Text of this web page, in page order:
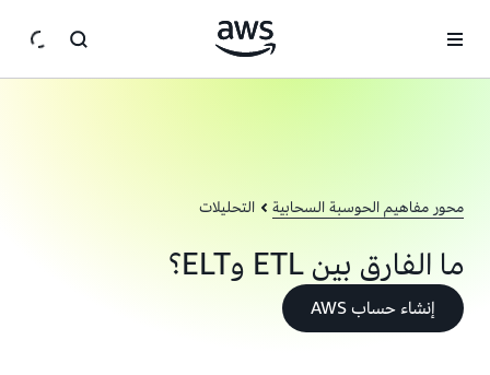
محور مفاهيم الحوسبة السحابية التحليلات
ما الفارق بين ETL وELT؟
إنشاء حساب AWS